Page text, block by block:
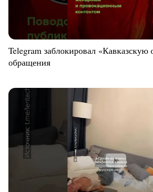
Telegram заблокировал
обращения